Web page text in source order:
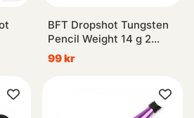
BFT Dropshot Tungsten
Pencil Weight 14 g 2
st/fp
99 kr